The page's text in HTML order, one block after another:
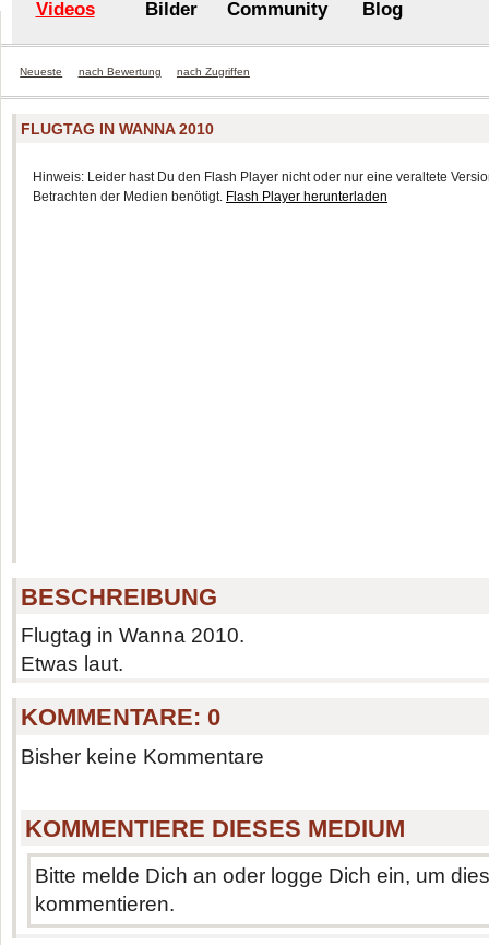
Videos Bilder Community Blog
Neueste nach Bewertung nach Zugriffen
FLUGTAG IN WANNA 2010
Hinweis: Leider hast Du den Flash Player nicht oder nur eine veraltete
Betrachten der Medien benötigt. Flash Player herunterladen
BESCHREIBUNG
Flugtag in Wanna 2010.
Etwas laut.
KOMMENTARE:0
Bisher keine Kommentare
KOMMENTIERE DIESES MEDIUM
Bitte melde Dich an oder logge Dich ein, um
kommentieren.